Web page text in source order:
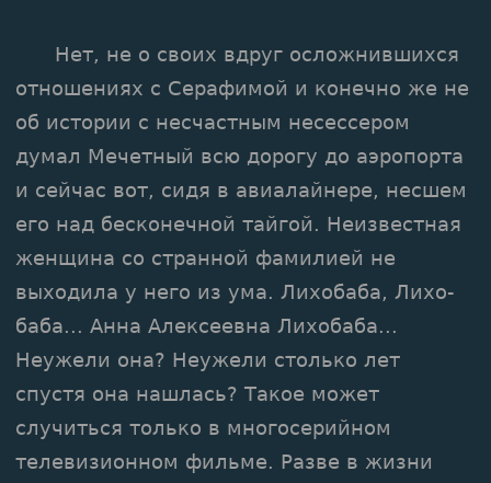
Нет, не о своих вдруг осложнившихся
отношениях с Серафимой и конечно же не
об истории с несчастным несессером
думал Мечетный всю дорогу до аэропорта
и сейчас вот, сидя в авиалайнере, несшем
его над бесконечной тайгой. Неизвестная
женщина со странной фамилией не
выходила у него из ума. Лихобаба, Лихо-
баба... Анна Алексеевна Лихобаба...
Неужели она? Неужели столько лет
спустя она нашлась? Такое может
случиться только в многосерийном
телевизионном фильме. Разве в жизни